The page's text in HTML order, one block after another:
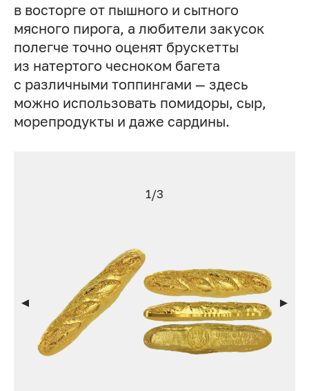
в восторге от пышного и сытного
мясного пирога, а любители закусок
полегче точно оценят брускетты
из натертого чесноком багета
с различными топпингами — здесь
можно использовать помидоры, сыр,
морепродукты и даже сардины.
1/3